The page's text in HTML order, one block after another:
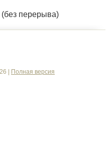
перерыва)
| Полная версия